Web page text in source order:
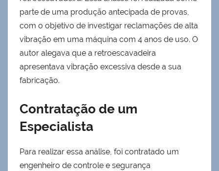
parte de uma produção antecipada de provas,
com o objetivo de investigar reclamações de alta
vibração em uma máquina com 4 anos de uso. O
autor alegava que a retroescavadeira
apresentava vibração excessiva desde a sua
fabricação.
Contratação de um
Especialista
Para realizar essa análise, foi contratado um
engenheiro de controle e segurança